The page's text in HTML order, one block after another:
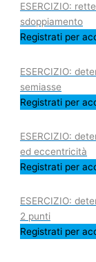
ESERCIZIO:
sdoppiamento
Registrati per
ESERCIZIO:
semiasse
Registrati per
ESERCIZIO:
ed eccentricità
Registrati per
ESERCIZIO:
2 punti
Registrati per